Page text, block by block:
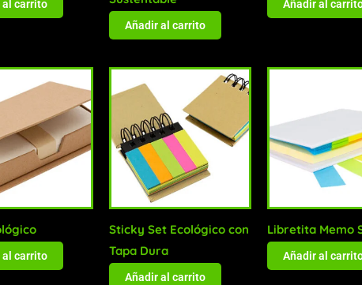
al carrito
Añadir al carrito
Añadir al
al carrito
Sticky Set Ecológico con
Tapa Dura
Añadir al carrito
Libretita Memo
Añadir al